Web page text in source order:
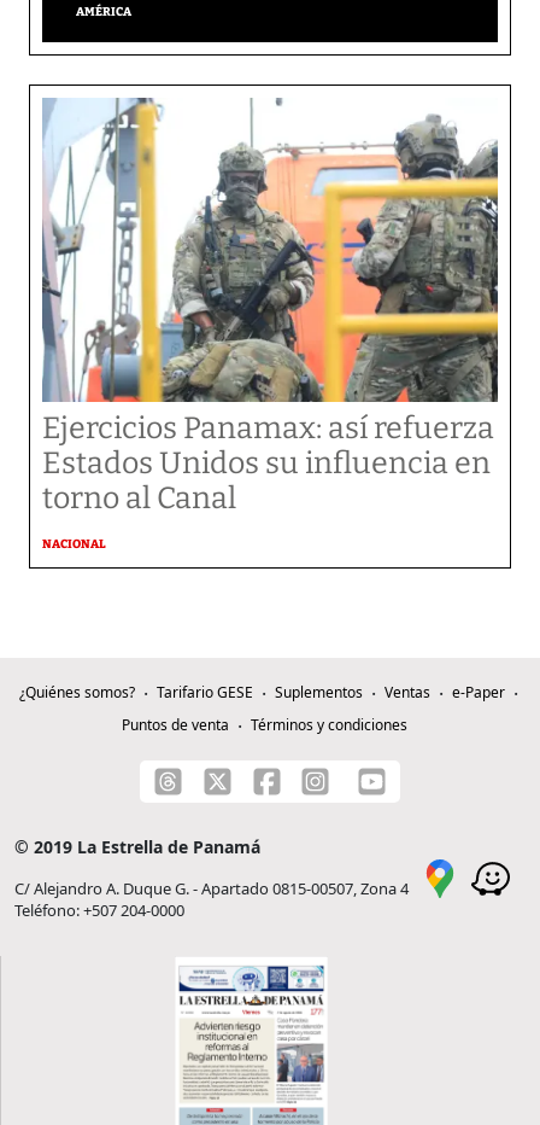
AMÉRICA
Ejercicios Panamax: así refuerza
Estados Unidos su influencia en
torno al Canal
NACIONAL
¿Quiénes somos? Tarifario GESE Suplementos Ventas
e-Paper
Puntos de venta
Términos y condiciones
© 2019 La Estrella de Panamá
C/ Alejandro A. Duque G. - Apartado 0815-00507, Zona 4
Teléfono: +507 204-0000